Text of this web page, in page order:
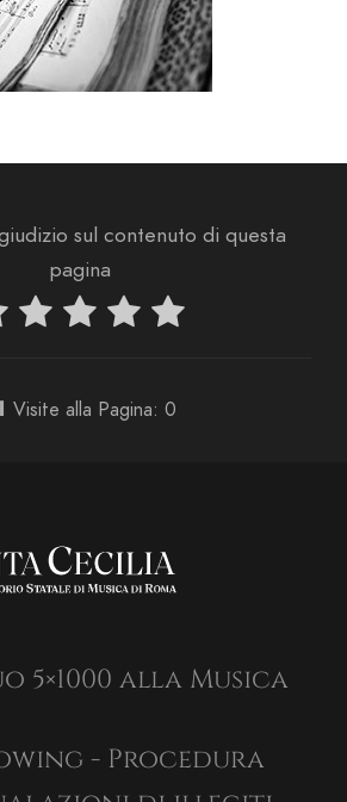
sul contenuto di questa
pagina
Visite alla Pagina: 0
5×1000 alla Musica
- Procedura